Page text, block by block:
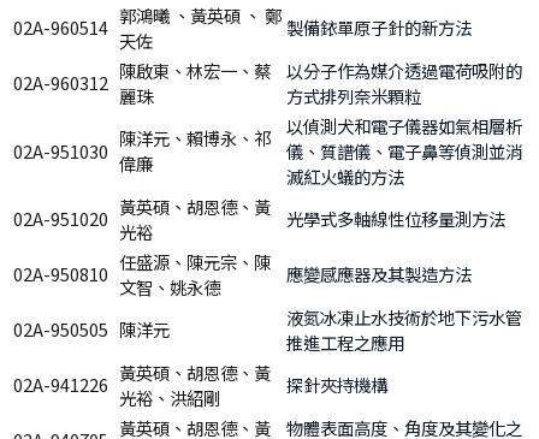
02A-960514 郭鴻曦 、黃英碩 、 鄭
天佐
製備銥單原子針的新方法
02A-960312 陳啟東、林宏一、蔡
麗珠
以分子作為媒介透過電荷吸附的
方式排列奈米顆粒
02A-951030
陳洋元、賴博永、祁
偉廉
以偵測犬和電子儀器如氣相層析
儀、質譜儀、電子鼻等偵測並消
滅紅火蟻的方法
02A-951020 黃英碩、胡恩德、黃
光裕
光學式多軸線性位移量測方法
02A-950810 任盛源、陳元宗、陳
文智、姚永德
應變感應器及其製造方法
02A-950505 陳洋元
液氮冰凍止水技術於地下污水管
推進工程之應用
02A-941226 黃英碩、胡恩德、黃
光裕、洪紹剛
探針夾持機構
黃英碩、胡恩德、黃
物體表面高度、角度及其變化之